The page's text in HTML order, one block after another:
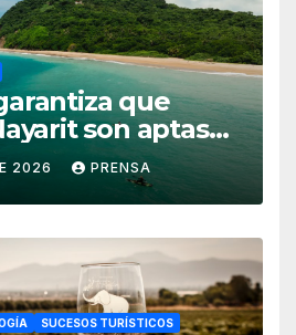
que
son aptas
2026 PRENSA
SUCESOS TURÍSTICOS